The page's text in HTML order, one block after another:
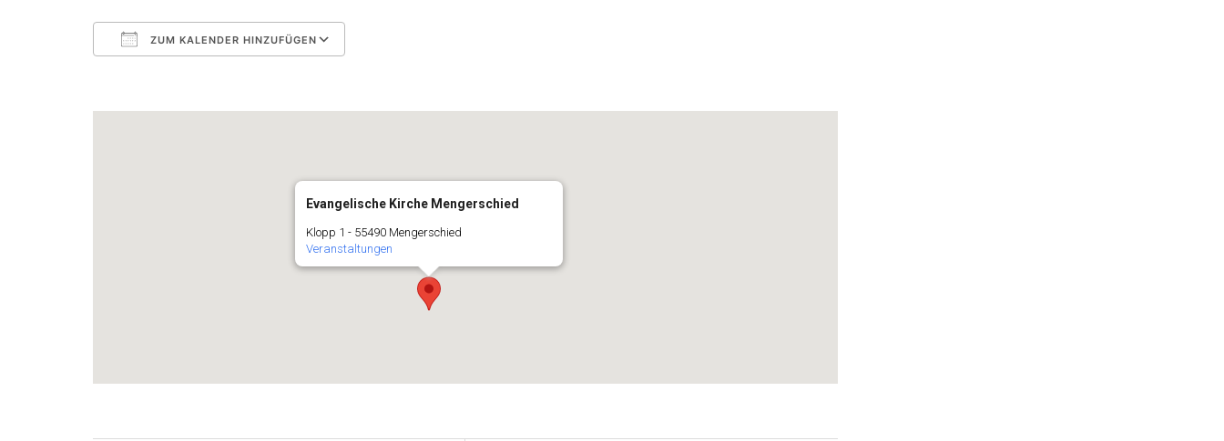
ZUM KALENDER HINZUFÜGEN
Evangelische Kirche Mengerschied
Klopp 1 - 55490 Mengerschied
Veranstaltungen